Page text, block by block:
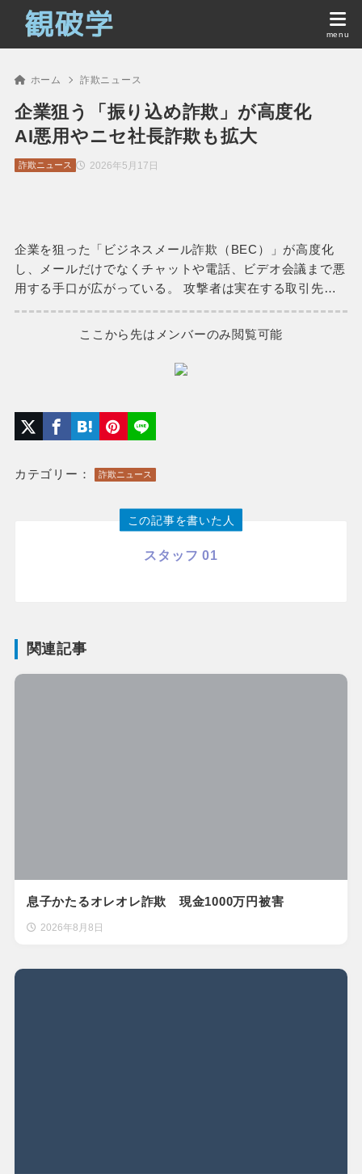
ホーム 詐欺ニュース
企業狙う「振り込め詐欺」が高度化
AI悪用やニセ社長詐欺も拡大
2026年5月17日
詐欺ニュース
企業を狙った「ビジネスメール詐欺（BEC）」が高度化
し、メールだけでなくチャットや電話、ビデオ会議まで悪
用する手口が広がっている。 攻撃者は実在する取引先…
ここから先はメンバーのみ閲覧可能
カテゴリー： 詐欺ニュース
この記事を書いた人
スタッフ 01
関連記事
息子かたるオレオレ詐欺 現金1000万円被害
2026年8月8日